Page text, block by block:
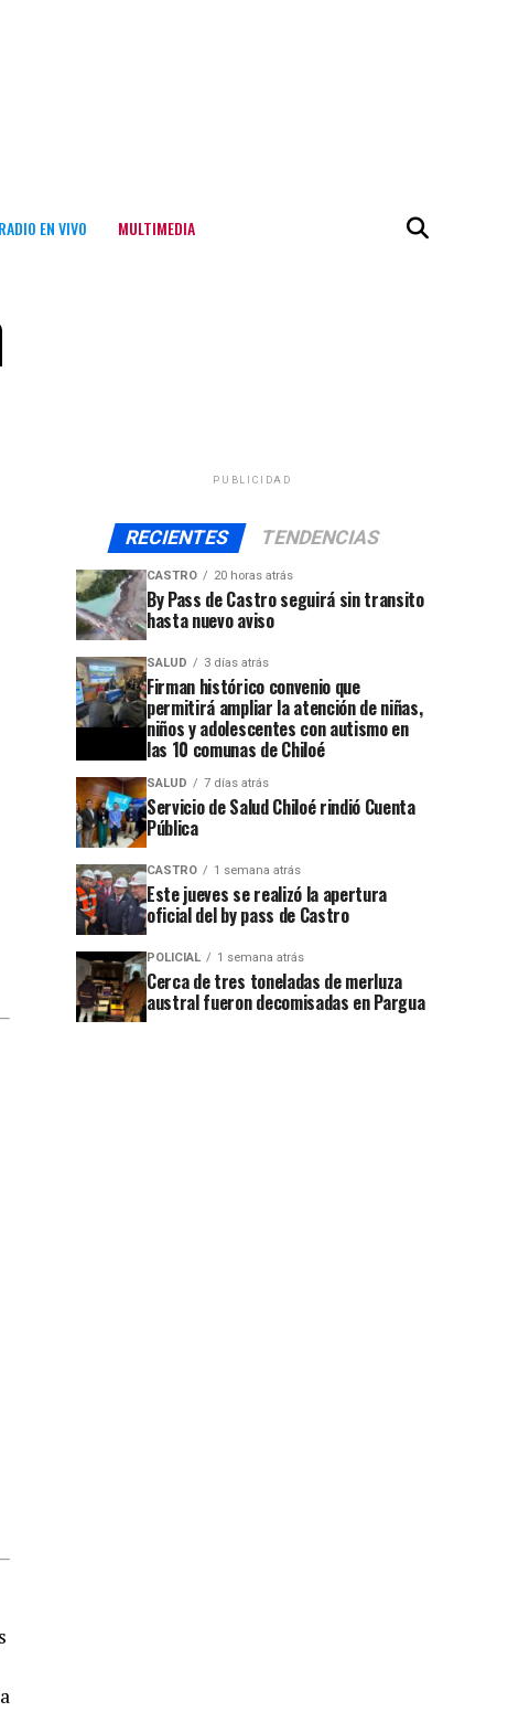
RADIO EN VIVO MULTIMEDIA
PUBLICIDAD
RECIENTES TENDENCIAS
CASTRO 20 horas atrás
By Pass de Castro seguirá sin transito
hasta nuevo aviso
SALUD 3 días atrás
Firman histórico convenio que
permitirá ampliar la atención de niñas,
niños y adolescentes con autismo en
las 10 comunas de Chiloé
SALUD 7 días atrás
Servicio de Salud Chiloé rindió Cuenta
Pública
CASTRO 1 semana atrás
Este jueves se realizó la apertura
oficial del by pass de Castro
POLICIAL 1 semana atrás
Cerca de tres toneladas de merluza
austral fueron decomisadas en Pargua